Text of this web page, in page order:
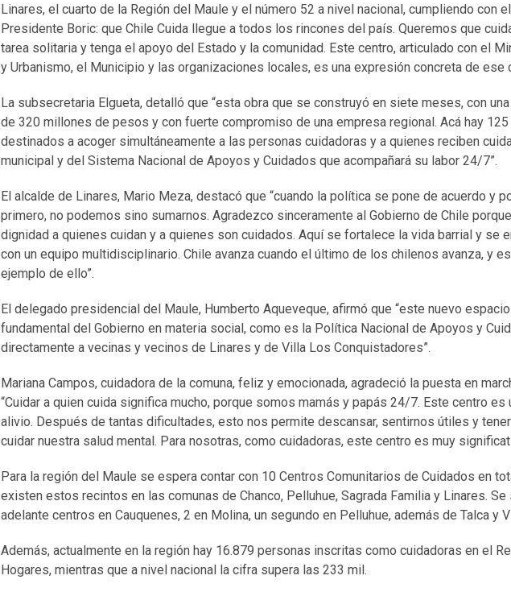
Linares, el cuarto de la Región del Maule y el número 52 a nivel nacional, cumpliendo con
Presidente Boric: que Chile Cuida llegue a todos los rincones del país. Queremos que
tarea solitaria y tenga el apoyo del Estado y la comunidad. Este centro, articulado con el
y Urbanismo, el Municipio y las organizaciones locales, es una expresión concreta de ese
La subsecretaria Elgueta, detalló que “esta obra que se construyó en siete meses, con
de 320 millones de pesos y con fuerte compromiso de una empresa regional. Acá hay
destinados a acoger simultáneamente a las personas cuidadoras y a quienes reciben
municipal y del Sistema Nacional de Apoyos y Cuidados que acompañará su labor 24/7”.
El alcalde de Linares, Mario Meza, destacó que “cuando la política se pone de acuerdo y
primero, no podemos sino sumarnos. Agradezco sinceramente al Gobierno de Chile
dignidad a quienes cuidan y a quienes son cuidados. Aquí se fortalece la vida barrial y se
con un equipo multidisciplinario. Chile avanza cuando el último de los chilenos avanza, y
ejemplo de ello”.
El delegado presidencial del Maule, Humberto Aqueveque, afirmó que “este nuevo
fundamental del Gobierno en materia social, como es la Política Nacional de Apoyos y
directamente a vecinas y vecinos de Linares y de Villa Los Conquistadores”.
Mariana Campos, cuidadora de la comuna, feliz y emocionada, agradeció la puesta en
“Cuidar a quien cuida significa mucho, porque somos mamás y papás 24/7. Este centro es
alivio. Después de tantas dificultades, esto nos permite descansar, sentirnos útiles y
cuidar nuestra salud mental. Para nosotras, como cuidadoras, este centro es muy
Para la región del Maule se espera contar con 10 Centros Comunitarios de Cuidados en
existen estos recintos en las comunas de Chanco, Pelluhue, Sagrada Familia y Linares. Se
adelante centros en Cauquenes, 2 en Molina, un segundo en Pelluhue, además de Talca y
Además, actualmente en la región hay 16.879 personas inscritas como cuidadoras en el
Hogares, mientras que a nivel nacional la cifra supera las 233 mil.